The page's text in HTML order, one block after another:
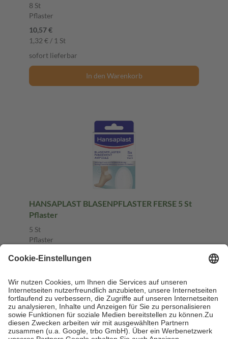
8 St
Pflaster
10,57 €
1,32 € / 1 St
sofort lieferbar
In den Warenkorb
HANSAPLAST BLASENPFLASTER FERSE 5 St
Pflaster
5 St
Pflaster
-8% UVP: 7,45 €
1,37 € / 1 St
sofort lieferbar
In den Warenkorb